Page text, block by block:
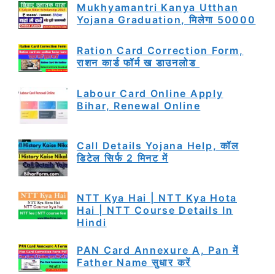
Mukhyamantri Kanya Utthan
Yojana Graduation, मिलेगा 50000
Ration Card Correction Form,
राशन कार्ड फॉर्म ख डाउनलोड
Labour Card Online Apply
Bihar, Renewal Online
Call Details Yojana Help, कॉल
डिटेल सिर्फ 2 मिनट में
NTT Kya Hai | NTT Kya Hota
Hai | NTT Course Details In
Hindi
PAN Card Annexure A, Pan में
Father Name सुधार करें